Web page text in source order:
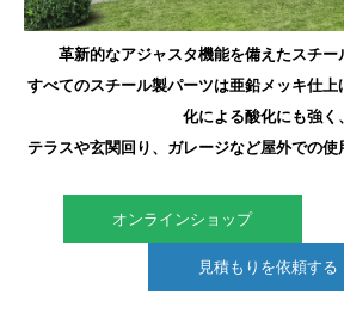
革新的なアジャスタ機能を備えたスチー
すべてのスチール製パーツは亜鉛メッキ仕上
化による酸化にも強く、
テラスや玄関回り、ガレージなど屋外での使
オンラインショップ
見積もりを依頼する